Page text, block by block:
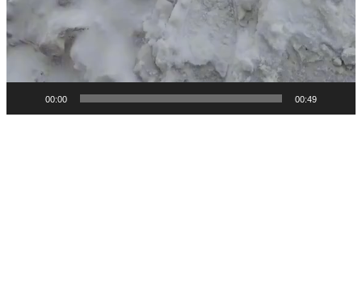
00:00 00:49